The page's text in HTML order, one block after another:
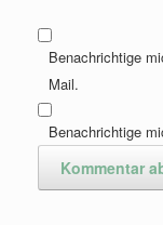
Benachrichtige
Mail.
Benachrichtige